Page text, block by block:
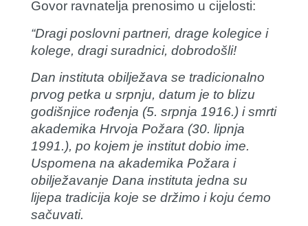
Govor ravnatelja prenosimo u cijelosti:
“Dragi poslovni partneri, drage kolegice i
kolege, dragi suradnici, dobrodošli!
Dan instituta obilježava se tradicionalno
prvog petka u srpnju, datum je to blizu
godišnjice rođenja (5. srpnja 1916.) i smrti
akademika Hrvoja Požara (30. lipnja
1991.), po kojem je institut dobio ime.
Uspomena na akademika Požara i
obilježavanje Dana instituta jedna su
lijepa tradicija koje se držimo i koju ćemo
sačuvati.